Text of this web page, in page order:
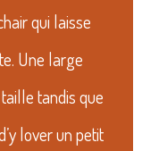
qui laisse
Une large
tandis que
lover un petit